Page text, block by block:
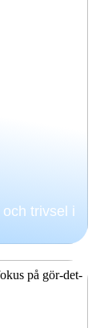
trivsel i